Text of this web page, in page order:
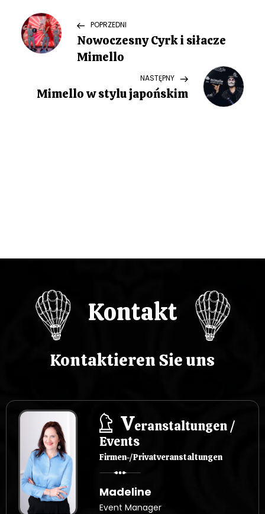
N
a
w
Previous
Post
POPRZEDNI
Nowoczesny Cyrk i siłacze
Mimello
Post
NASTĘPNY
Mimello w stylu japońskim
Kontakt
Kontaktieren Sie uns
Veranstaltungen /
Events
Firmen-/Privatveranstaltungen
Madeline
Event Manager